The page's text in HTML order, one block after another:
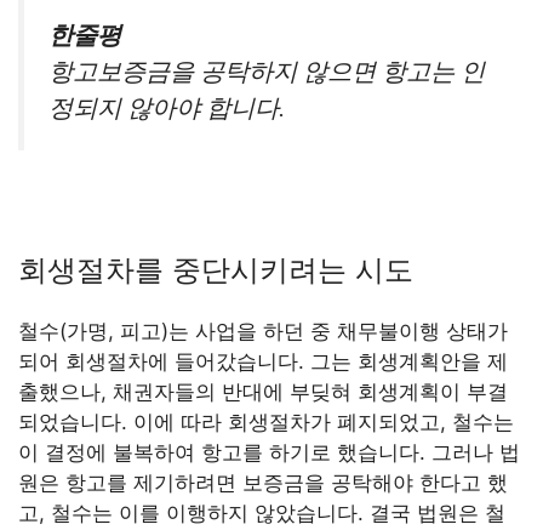
한줄평
항고보증금을 공탁하지 않으면 항고는 인
정되지 않아야 합니다.
회생절차를 중단시키려는 시도
철수(가명, 피고)는 사업을 하던 중 채무불이행 상태가
되어 회생절차에 들어갔습니다. 그는 회생계획안을 제
출했으나, 채권자들의 반대에 부딪혀 회생계획이 부결
되었습니다. 이에 따라 회생절차가 폐지되었고, 철수는
이 결정에 불복하여 항고를 하기로 했습니다. 그러나 법
원은 항고를 제기하려면 보증금을 공탁해야 한다고 했
고, 철수는 이를 이행하지 않았습니다. 결국 법원은 철